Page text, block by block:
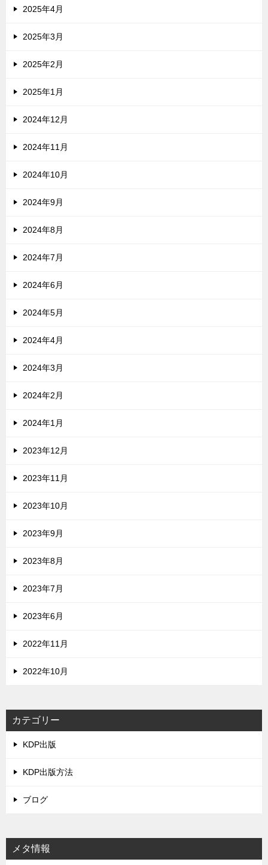
2025年4月
2025年3月
2025年2月
2025年1月
2024年12月
2024年11月
2024年10月
2024年9月
2024年8月
2024年7月
2024年6月
2024年5月
2024年4月
2024年3月
2024年2月
2024年1月
2023年12月
2023年11月
2023年10月
2023年9月
2023年8月
2023年7月
2023年6月
2022年11月
2022年10月
カテゴリー
KDP出版
KDP出版方法
ブログ
メタ情報